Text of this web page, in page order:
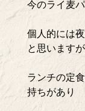
今のライ麦
個人的には
と思いますが
ランチの定
持ちがあり